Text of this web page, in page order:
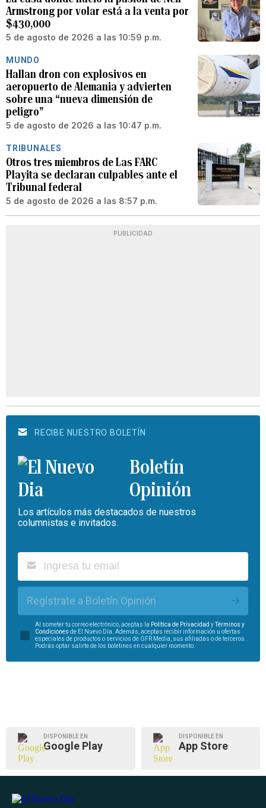
Armstrong por volar está a la venta por
$430,000
5 de agosto de 2026 a las 10:59 p.m.
MUNDO
Hallan dron con explosivos en
aeropuerto de Alemania y advierten
sobre una “nueva dimensión de
peligro”
5 de agosto de 2026 a las 10:47 p.m.
TRIBUNALES
Otros tres miembros de Las FARC
Playita se declaran culpables ante el
Tribunal federal
5 de agosto de 2026 a las 8:57 p.m.
PUBLICIDAD
RECIBE NUESTRO BOLETÍN
Boletín
Opinión
Los artículos más destacados de nuestros
columnistas e invitados.
Regístrate a Boletín Opinión
Al someter tu correo electrónico, aceptas la Política de Privacidad yTérminos y
Condiciones de El Nuevo Día. Además, aceptas recibir información u ofertas
especiales de productos o servicios de GFR Media, sus afiliadas o de terceros.
Podrás optar salirte de los boletines en cualquier momento.
DISPONIBLE EN
Google Play
DISPONIBLE EN
App Store